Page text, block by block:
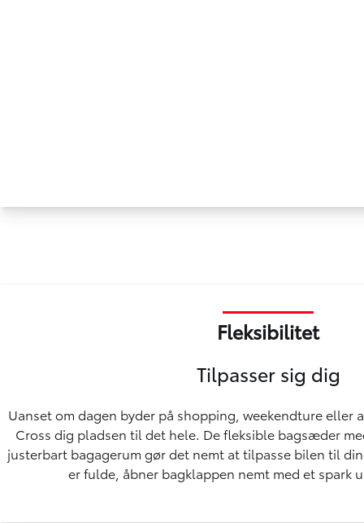
Fleksibilitet
Tilpasser sig dig
Uanset om dagen byder på shopping, weekendture eller
Cross dig pladsen til det hele. De fleksible bagsæder
justerbart bagagerum gør det nemt at tilpasse bilen til
er fulde, åbner bagklappen nemt med et spark